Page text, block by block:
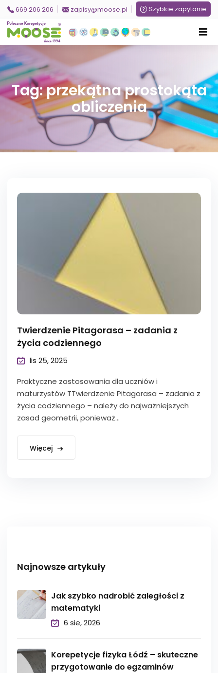
669 206 206 zapisy@moose.pl Szybkie zapytanie
Tag: przekątna prostokąta
obliczenia
Twierdzenie Pitagorasa – zadania z
życia codziennego
lis 25, 2025
Praktyczne zastosowania dla uczniów i
maturzystów TTwierdzenie Pitagorasa – zadania z
życia codziennego – należy do najważniejszych
zasad geometrii, ponieważ...
Więcej
Najnowsze artykuły
Jak szybko nadrobić zaległości z
matematyki
6 sie, 2026
Korepetycje fizyka Łódź – skuteczne
przygotowanie do egzaminów